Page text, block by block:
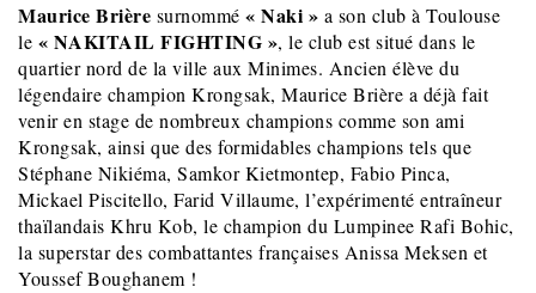
Maurice Brière surnommé « Naki » a son club à Toulouse
le « NAKITAIL FIGHTING », le club est situé dans le
quartier nord de la ville aux Minimes. Ancien élève du
légendaire champion Krongsak, Maurice Brière a déjà fait
venir en stage de nombreux champions comme son ami
Krongsak, ainsi que des formidables champions tels que
Stéphane Nikiéma, Samkor Kietmontep, Fabio Pinca,
Mickael Piscitello, Farid Villaume, l’expérimenté entraîneur
thaïlandais Khru Kob, le champion du Lumpinee Rafi Bohic,
la superstar des combattantes françaises Anissa Meksen et
Youssef Boughanem !